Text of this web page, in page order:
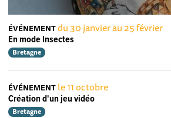
ÉVÉNEMENTdu 30 janvier au 25 février
En mode Insectes
Bretagne
ÉVÉNEMENT le 11 octobre
Création d'un jeu vidéo
Bretagne